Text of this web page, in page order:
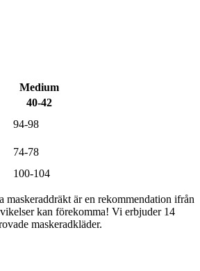
Medium
40-42
94-98
74-78
100-104
maskeraddräkt är en rekommendation ifrån
kan förekomma! Vi erbjuder 14
maskeradkläder.